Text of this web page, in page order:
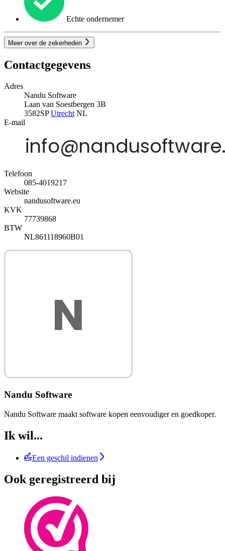
Echte ondernemer
Meer over de zekerheden
Contactgegevens
Adres
Nandu Software
Laan van Soestbergen 3B
3582SPUtrecht NL
E-mail
Telefoon
085-4019217
Website
nandusoftware.eu
KVK
77739868
BTW
NL861118960B01
Nandu Software
Nandu Software maakt software kopen eenvoudiger en goedkoper.
Ik wil...
Een geschil indienen
Ook geregistreerd bij